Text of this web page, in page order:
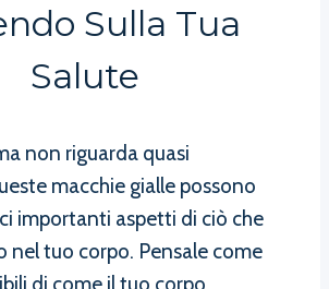
Sulla Tua
Salute
non riguarda quasi
macchie gialle possono
importanti aspetti di ciò che
nel tuo corpo. Pensale come
di come il tuo corpo